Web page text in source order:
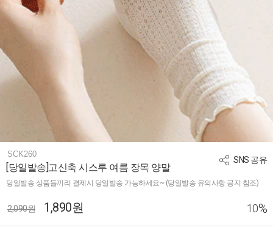
SNS 공유
SCK260
[당일발송]고신축 시스루 여름 장목 양말
당일발송 상품들끼리 결제시 당일발송 가능하세요~ (당일발송 유의사항 공지 참조)
2,090원 1,890원 10%